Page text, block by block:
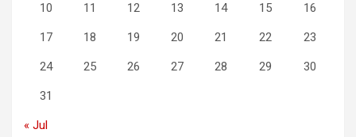
10 11 12 13 14 15 16
17 18 19 20 21 22 23
24 25 26 27 28 29 30
31
« Jul